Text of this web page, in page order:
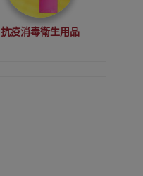
抗疫消毒衛生用品